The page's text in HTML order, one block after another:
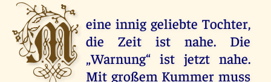
M eine innig geliebte Tochter,
die Zeit ist nahe. Die
„Warnung“ ist jetzt nahe.
Mit großem Kummer muss